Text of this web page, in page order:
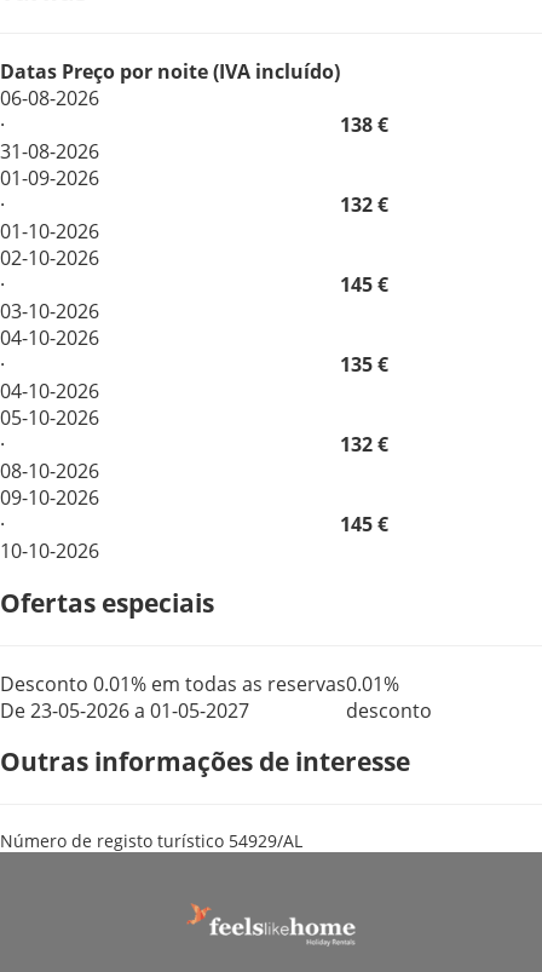
Datas Preço por noite (IVA incluído)
06-08-2026
·
31-08-2026
138 €
01-09-2026
·
01-10-2026
132 €
02-10-2026
·
03-10-2026
145 €
04-10-2026
·
04-10-2026
135 €
05-10-2026
·
08-10-2026
132 €
09-10-2026
·
10-10-2026
145 €
Ofertas especiais
Desconto 0.01% em todas as reservas
De 23-05-2026 a 01-05-2027
0.01%
desconto
Outras informações de interesse
Número de registo turístico 54929/AL